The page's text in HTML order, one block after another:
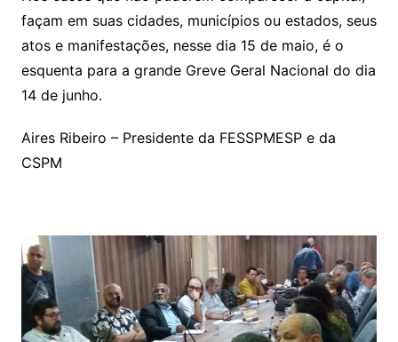
façam em suas cidades, municípios ou estados, seus
atos e manifestações, nesse dia 15 de maio, é o
esquenta para a grande Greve Geral Nacional do dia
14 de junho.
Aires Ribeiro – Presidente da FESSPMESP e da
CSPM